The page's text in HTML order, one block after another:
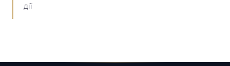
дії